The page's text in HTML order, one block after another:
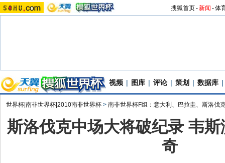
搜狐首页-新闻 -体
视频 | 图库 | 评论 | 策划 | 数据库 |
世界杯|南非世界杯|2010南非世界杯 > 南非世界杯F组：意大利、巴拉圭、斯洛伐
斯洛伐克中场大将破纪录 韦
奇